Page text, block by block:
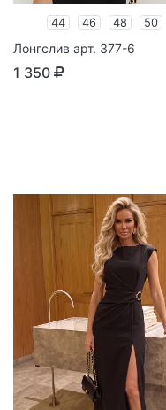
44 46 48 50
Лонгслив арт. 377-6
1 350